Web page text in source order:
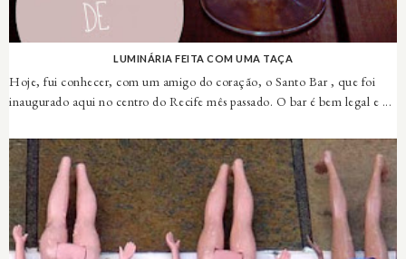
LUMINÁRIA FEITA COM UMA TAÇA
Hoje, fui conhecer, com um amigo do coração, o Santo Bar , que foi
inaugurado aqui no centro do Recife mês passado. O bar é bem legal e ...